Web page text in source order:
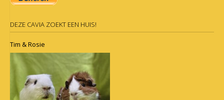
DEZE CAVIA ZOEKT EEN HUIS!
Tim & Rosie